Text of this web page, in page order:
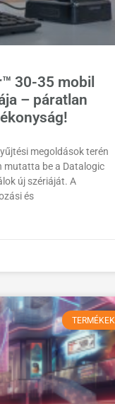
30-35 mobil
– páratlan
megoldások terén
mutatta be a Datalogic
új szériáját. A
és
TERMÉKEK